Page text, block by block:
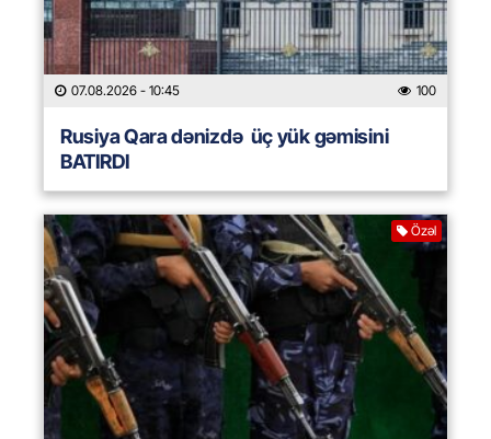
07.08.2026 - 10:45 100
Rusiya Qara dənizdə üç yük gəmisini
BATIRDI
Özəl